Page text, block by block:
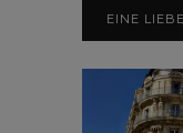
EINE